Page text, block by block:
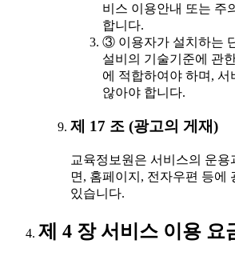
비스 이용안내 또는 주
합니다.
③ 이용자가 설치하는
설비의 기술기준에 관
에 적합하여야 하며, 서
않아야 합니다.
제 17 조 (광고의 게재)
교육정보원은 서비스의 운
면, 홈페이지, 전자우편 등에
있습니다.
제 4 장 서비스 이용 요